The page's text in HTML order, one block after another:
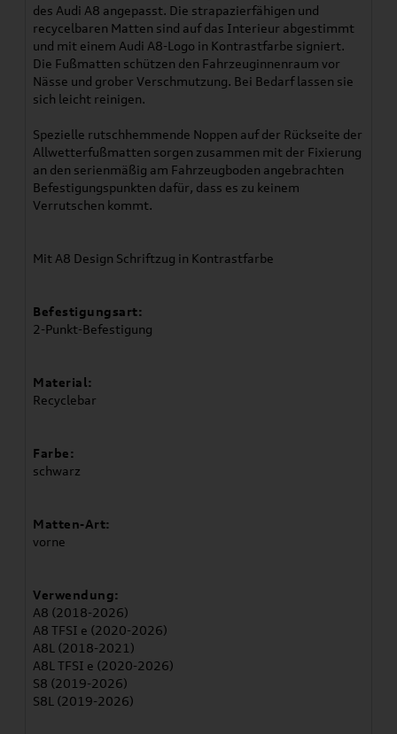
des Audi A8 angepasst. Die strapazierfähigen und
recycelbaren Matten sind auf das Interieur abgestimmt
und mit einem Audi A8-Logo in Kontrastfarbe signiert.
Die Fußmatten schützen den Fahrzeuginnenraum vor
Nässe und grober Verschmutzung. Bei Bedarf lassen sie
sich leicht reinigen.
Spezielle rutschhemmende Noppen auf der Rückseite der
Allwetterfußmatten sorgen zusammen mit der Fixierung
an den serienmäßig am Fahrzeugboden angebrachten
Befestigungspunkten dafür, dass es zu keinem
Verrutschen kommt.
Mit A8 Design Schriftzug in Kontrastfarbe
Befestigungsart:
2-Punkt-Befestigung
Material:
Recyclebar
Farbe:
schwarz
Matten-Art:
vorne
Verwendung:
A8 (2018-2026)
A8 TFSI e (2020-2026)
A8L (2018-2021)
A8L TFSI e (2020-2026)
S8 (2019-2026)
S8L (2019-2026)